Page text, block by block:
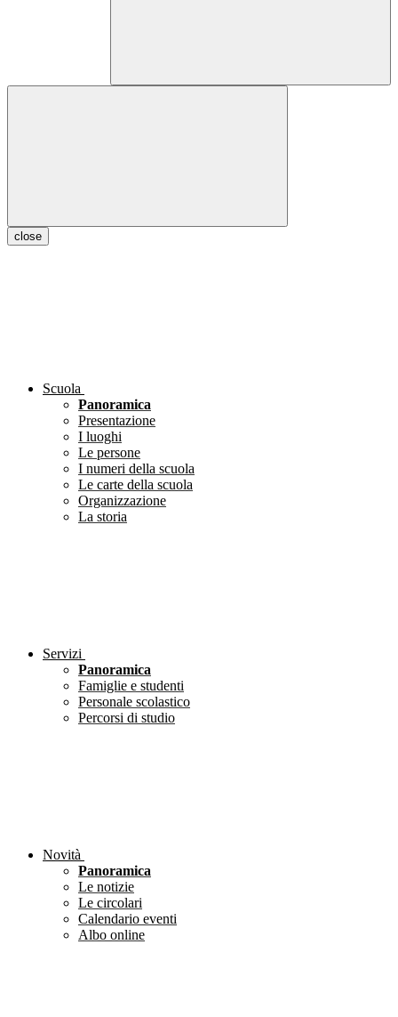
close
Scuola
Panoramica
Presentazione
I luoghi
Le persone
I numeri della scuola
Le carte della scuola
Organizzazione
La storia
Servizi
Panoramica
Famiglie e studenti
Personale scolastico
Percorsi di studio
Novità
Panoramica
Le notizie
Le circolari
Calendario eventi
Albo online